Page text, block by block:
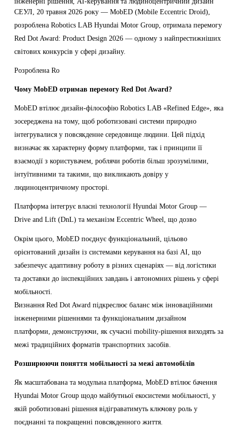
СЕУЛ, 20 травня 2026 року — MobED (Mobile Eccentric Droid),
розроблена Robotics LAB Hyundai Motor Group, отримала перемогу
Red Dot Award: Product Design 2026 — одному з найпрестижніших
світових конкурсів у сфері дизайну.
Розроблена Ro
Чому MobED отримав перемогу Red Dot Award?
MobED втілює дизайн-філософію Robotics LAB «Refined Edge», яка
зосереджена на тому, щоб роботизовані системи природно
інтегрувалися у повсякденне середовище людини. Цей підхід
визначає як характерну форму платформи, так і принципи її
взаємодії з користувачем, роблячи роботів більш зрозумілими,
інтуїтивними та такими, що викликають довіру у
людиноцентричному просторі.
Платформа інтегрує власні технології Hyundai Motor Group —
Drive and Lift (DnL) та механізм Eccentric Wheel, що дозво
Окрім цього, MobED поєднує функціональний, цільово
орієнтований дизайн із системами керування на базі AI, що
забезпечує адаптивну роботу в різних сценаріях — від логістики
та доставки до інспекційних завдань і автономних рішень у сфері
мобільності.
Визнання Red Dot Award підкреслює баланс між інноваційними
інженерними рішеннями та функціональним дизайном
платформи, демонструючи, як сучасні mobility-рішення виходять за
межі традиційних форматів транспортних засобів.
Розширюючи поняття мобільності за межі автомобілів
Як масштабована та модульна платформа, MobED втілює бачення
Hyundai Motor Group щодо майбутньої екосистеми мобільності, у
якій роботизовані рішення відіграватимуть ключову роль у
поєднанні та покращенні повсякденного життя.